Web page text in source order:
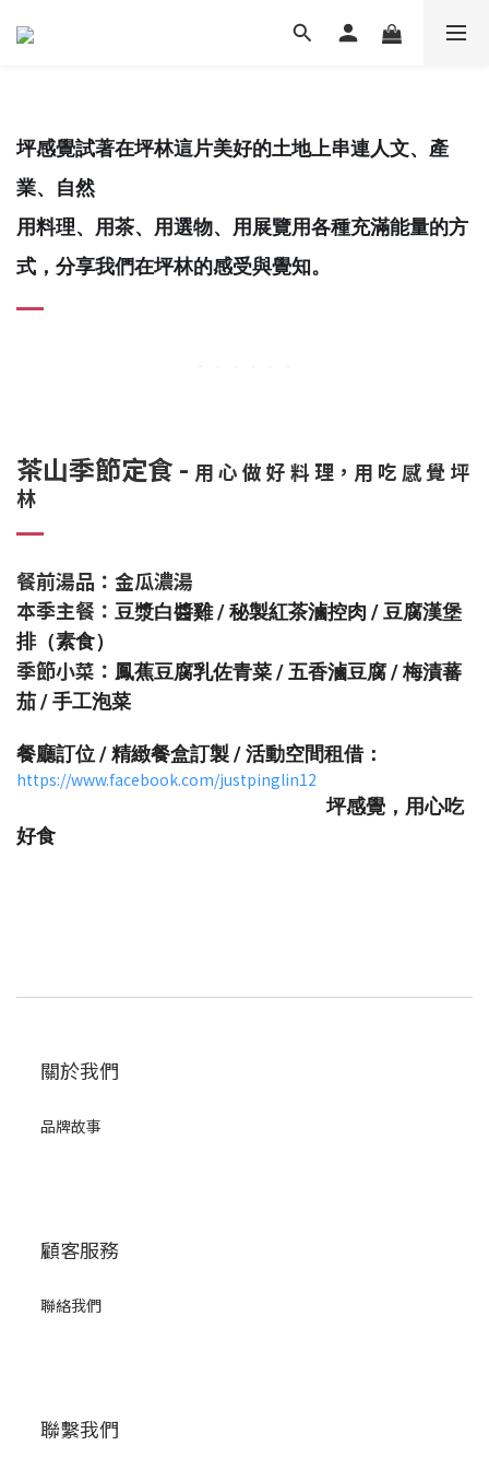
坪感覺試著在坪林這片美好的土地上串連人文、產
業、自然
用料理、用茶、用選物、用展覽用各種充滿能量的方
式， 分享我們在坪林的感受與覺知。
茶山季節定食 - 用 心 做 好 料 理，用 吃 感 覺 坪
林
餐前湯品：金瓜濃湯
本季主餐： 豆漿白醬雞 / 秘製紅茶滷控肉 / 豆腐漢堡
排（素食）
季節小菜： 鳳蕉豆腐乳佐青菜 / 五香滷豆腐 / 梅漬蕃
茄 / 手工泡菜
餐廳訂位 /精緻餐盒訂製 / 活動空間租借：
https://www.facebook.com/justpinglin12
坪感覺，用心吃
好食
關於我們
品牌故事
顧客服務
聯絡我們
聯繫我們